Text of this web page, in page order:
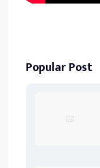
Popular Post